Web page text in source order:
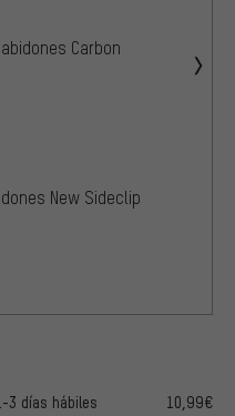
Carbon
New Sideclip
3 días hábiles
10,99€